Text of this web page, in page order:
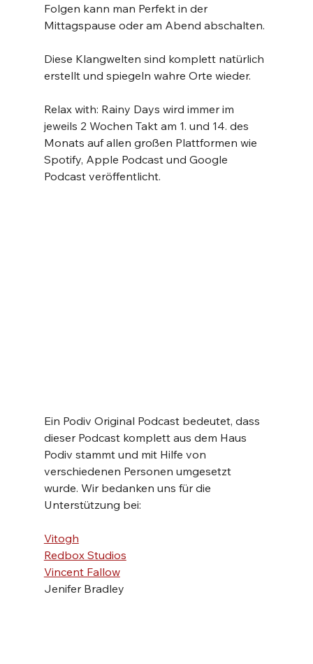
Folgen kann man Perfekt in der
Mittagspause oder am Abend abschalten.
Diese Klangwelten sind komplett natürlich
erstellt und spiegeln wahre Orte wieder.
Relax with: Rainy Days wird immer im
jeweils 2 Wochen Takt am 1. und 14. des
Monats auf allen großen Plattformen wie
Spotify, Apple Podcast und Google
Podcast veröffentlicht.
Ein Podiv Original Podcast bedeutet, dass
dieser Podcast komplett aus dem Haus
Podiv stammt und mit Hilfe von
verschiedenen Personen umgesetzt
wurde. Wir bedanken uns für die
Unterstützung bei:
Vitogh
Redbox Studios
Vincent Fallow
Jenifer Bradley